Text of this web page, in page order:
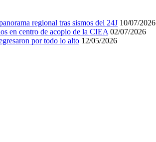
regional tras sismos del 24J 10/07/2026
en centro de acopio de la CIEA 02/07/2026
por todo lo alto 12/05/2026